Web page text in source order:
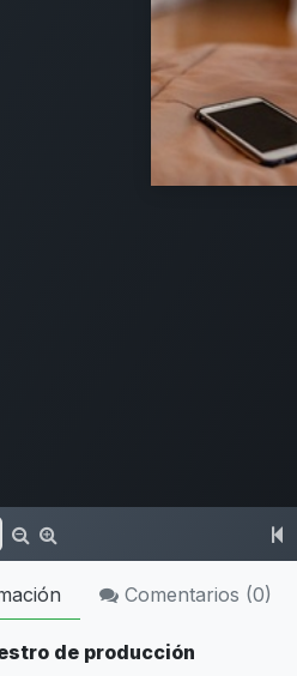
Comentarios (0)
de producción